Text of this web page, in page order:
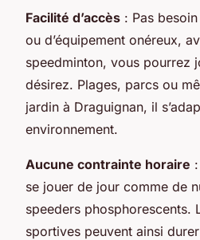
Facilité d’accès : Pas
ou d’équipement onéreux,
speedminton, vous pourrez
désirez. Plages, parcs ou
jardin à Draguignan, il
environnement.
Aucune contrainte horaire
se jouer de jour comme de
speeders phosphorescents.
sportives peuvent ainsi